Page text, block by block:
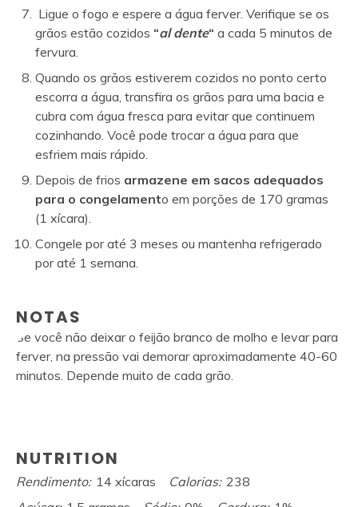
Ligue o fogo e espere a água ferver. Verifique se os
grãos estão cozidos “al dente“ a cada 5 minutos de
fervura.
Quando os grãos estiverem cozidos no ponto certo
escorra a água, transfira os grãos para uma bacia e
cubra com água fresca para evitar que continuem
cozinhando. Você pode trocar a água para que
esfriem mais rápido.
Depois de frios armazene em sacos adequados
para o congelamento em porções de 170 gramas
(1 xícara).
Congele por até 3 meses ou mantenha refrigerado
por até 1 semana.
NOTAS
Se você não deixar o feijão branco de molho e levar para
ferver, na pressão vai demorar aproximadamente 40-60
minutos. Depende muito de cada grão.
NUTRITION
Rendimento: 14 xícaras Calorias: 238